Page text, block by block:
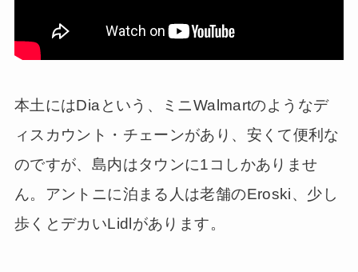
本土にはDiaという、ミニWalmartのようなデ
ィスカウント・チェーンがあり、安くて便利な
のですが、島内はタウンに1コしかありませ
ん。アントニに泊まる人は老舗のEroski、少し
歩くとデカいLidlがあります。